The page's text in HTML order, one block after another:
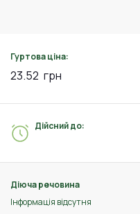
Гуртова ціна:
23.52 грн
Діюча речовина
Інформація відсутня
Дійсний до: